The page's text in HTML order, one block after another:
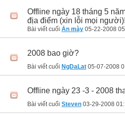
Offline ngày 18 tháng 5
địa điểm (xin lỗi mọi người)!
Bài viết cuối Ăn mày 05-22-2008
2008 bao giờ?
Bài viết cuối NgDaLat 05-07-2008
Offline ngày 23 -3 - 2008
Bài viết cuối Steven 03-29-2008